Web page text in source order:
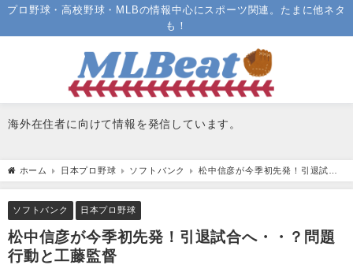
プロ野球・高校野球・MLBの情報中心にスポーツ関連。たまに他ネタ
も！
海外在住者に向けて情報を発信しています。
ホーム 日本プロ野球 ソフトバンク
松中信彦が今季初先発！引退試合
へ・・？問題行動と工藤監督
ソフトバンク 日本プロ野球
松中信彦が今季初先発！引退試合へ・・？問題
行動と工藤監督